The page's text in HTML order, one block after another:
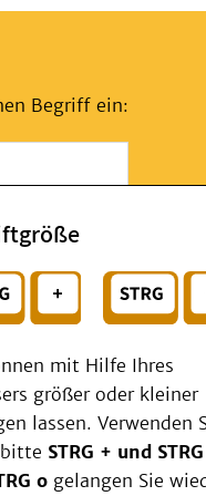
Begriff ein:
Ihren
mit Hilfe Ihres
größer oder kleiner
lassen. Verwenden
STRG + und
o gelangen Sie
(KIM)